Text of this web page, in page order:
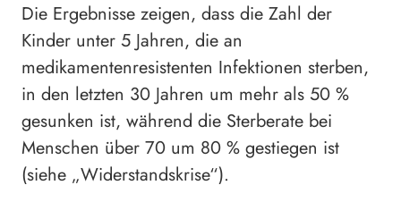
Die Ergebnisse zeigen, dass die Zahl der
Kinder unter 5 Jahren, die an
medikamentenresistenten Infektionen sterben,
in den letzten 30 Jahren um mehr als 50 %
gesunken ist, während die Sterberate bei
Menschen über 70 um 80 % gestiegen ist
(siehe „Widerstandskrise“).